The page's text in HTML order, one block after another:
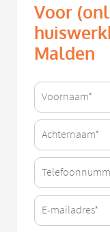
Voor
Malden